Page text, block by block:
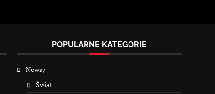
POPULARNE KATEGORIE
Newsy
Świat